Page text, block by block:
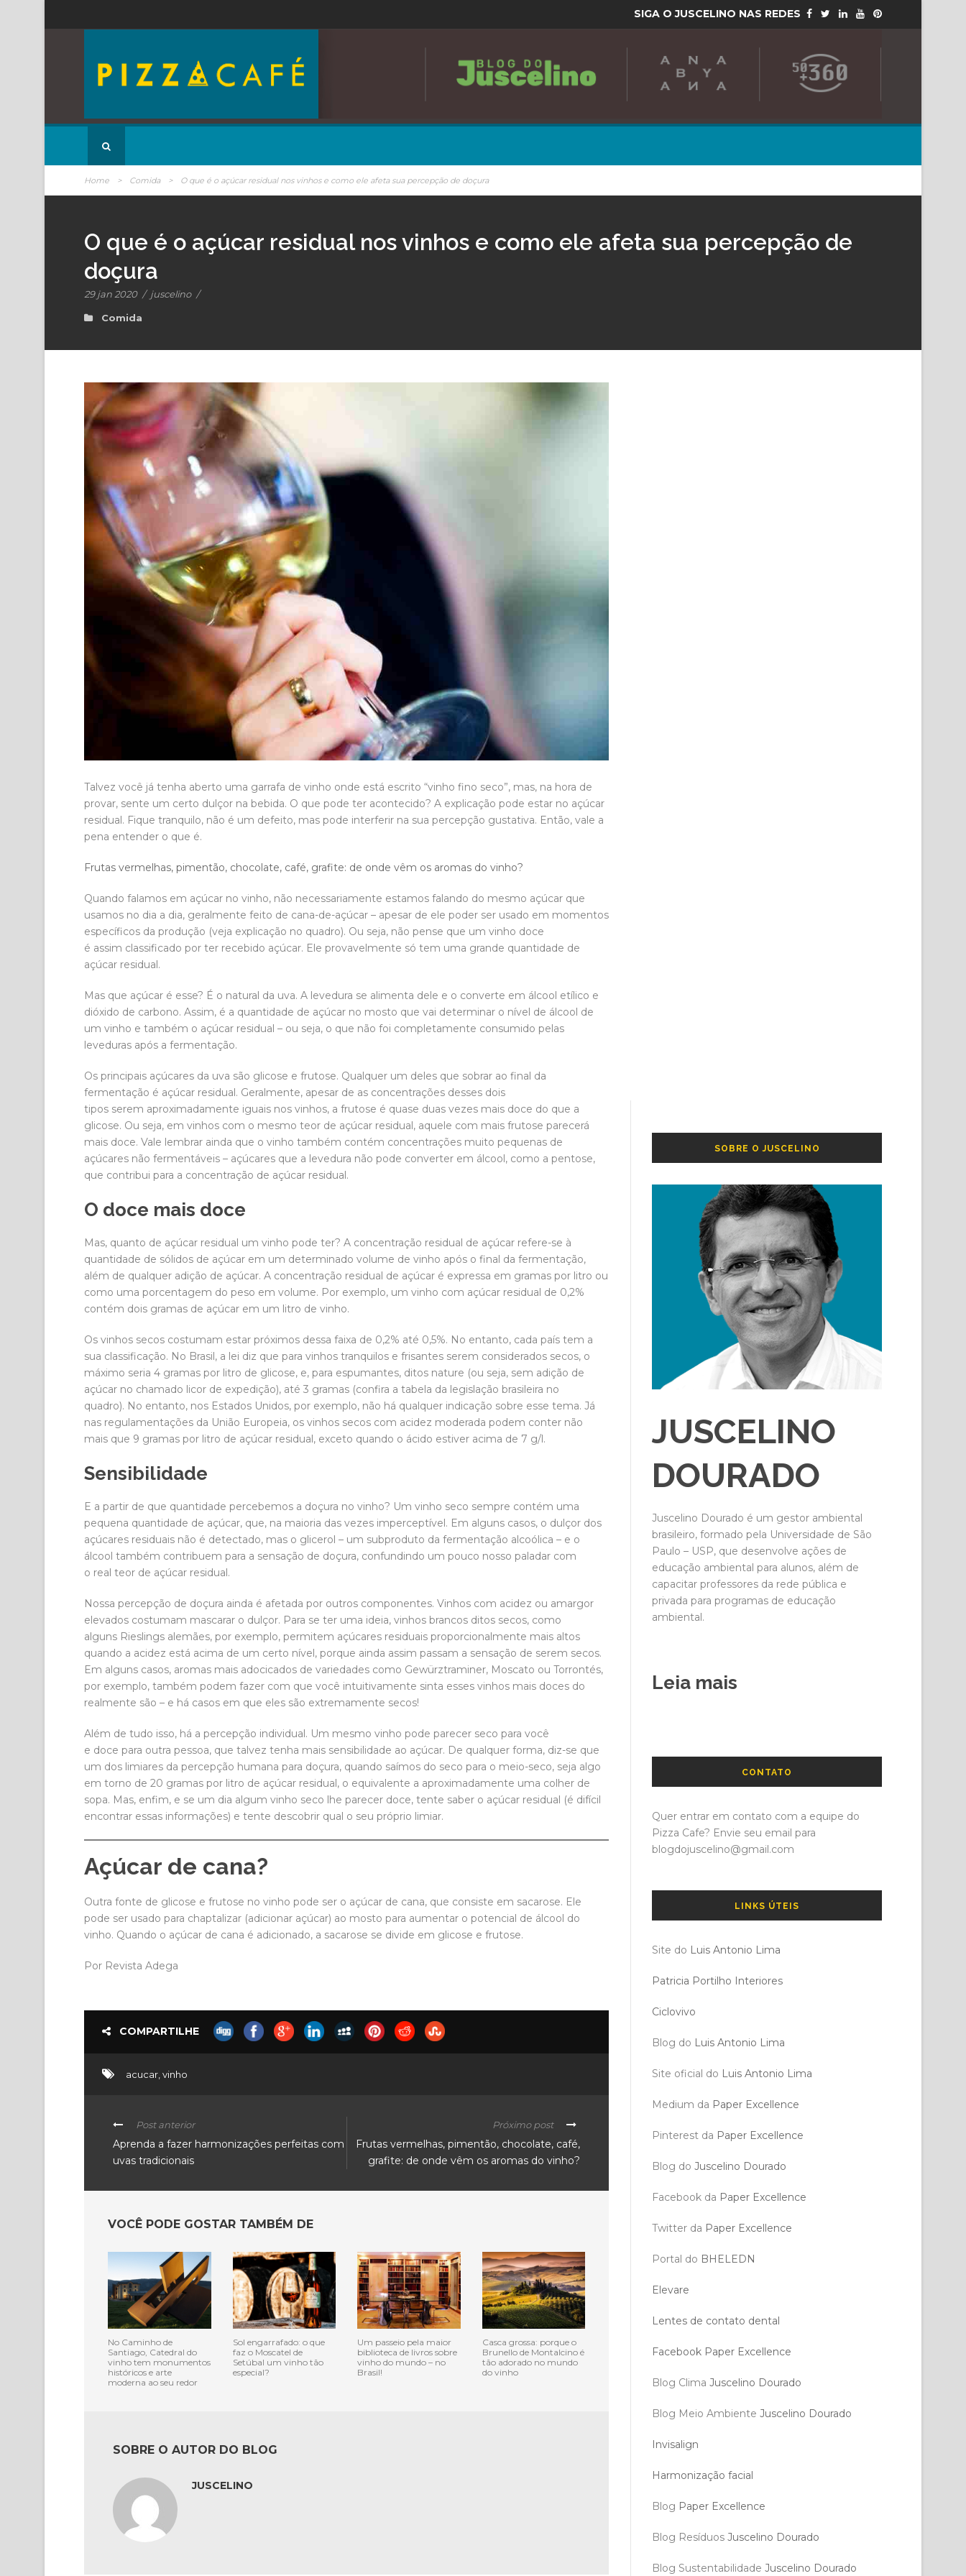
SIGA O JUSCELINO NAS REDES
Home > Comida > O que é o açúcar residual nos vinhos e como ele afeta sua percepção de doçura
O que é o açúcar residual nos vinhos e como ele afeta sua percepção de
doçura
29 jan 2020 / juscelino /
Comida
Talvez você já tenha aberto uma garrafa de vinho onde está escrito “vinho fino seco”, mas, na hora de
provar, sente um certo dulçor na bebida. O que pode ter acontecido? A explicação pode estar no açúcar
residual. Fique tranquilo, não é um defeito, mas pode interferir na sua percepção gustativa. Então, vale a
pena entender o que é.
Frutas vermelhas, pimentão, chocolate, café, grafite: de onde vêm os aromas do vinho?
Quando falamos em açúcar no vinho, não necessariamente estamos falando do mesmo açúcar que
usamos no dia a dia, geralmente feito de cana-de-açúcar – apesar de ele poder ser usado em momentos
específicos da produção (veja explicação no quadro). Ou seja, não pense que um vinho doce
é assim classificado por ter recebido açúcar. Ele provavelmente só tem uma grande quantidade de
açúcar residual.
Mas que açúcar é esse? É o natural da uva. A levedura se alimenta dele e o converte em álcool etílico e
dióxido de carbono. Assim, é a quantidade de açúcar no mosto que vai determinar o nível de álcool de
um vinho e também o açúcar residual – ou seja, o que não foi completamente consumido pelas
leveduras após a fermentação.
Os principais açúcares da uva são glicose e frutose. Qualquer um deles que sobrar ao final da
fermentação é açúcar residual. Geralmente, apesar de as concentrações desses dois
tipos serem aproximadamente iguais nos vinhos, a frutose é quase duas vezes mais doce do que a
glicose. Ou seja, em vinhos com o mesmo teor de açúcar residual, aquele com mais frutose parecerá
mais doce. Vale lembrar ainda que o vinho também contém concentrações muito pequenas de
açúcares não fermentáveis – açúcares que a levedura não pode converter em álcool, como a pentose,
que contribui para a concentração de açúcar residual.
O doce mais doce
Mas, quanto de açúcar residual um vinho pode ter? A concentração residual de açúcar refere-se à
quantidade de sólidos de açúcar em um determinado volume de vinho após o final da fermentação,
além de qualquer adição de açúcar. A concentração residual de açúcar é expressa em gramas por litro ou
como uma porcentagem do peso em volume. Por exemplo, um vinho com açúcar residual de 0,2%
contém dois gramas de açúcar em um litro de vinho.
Os vinhos secos costumam estar próximos dessa faixa de 0,2% até 0,5%. No entanto, cada país tem a
sua classificação. No Brasil, a lei diz que para vinhos tranquilos e frisantes serem considerados secos, o
máximo seria 4 gramas por litro de glicose, e, para espumantes, ditos nature (ou seja, sem adição de
açúcar no chamado licor de expedição), até 3 gramas (confira a tabela da legislação brasileira no
quadro). No entanto, nos Estados Unidos, por exemplo, não há qualquer indicação sobre esse tema. Já
nas regulamentações da União Europeia, os vinhos secos com acidez moderada podem conter não
mais que 9 gramas por litro de açúcar residual, exceto quando o ácido estiver acima de 7 g/l.
Sensibilidade
E a partir de que quantidade percebemos a doçura no vinho? Um vinho seco sempre contém uma
pequena quantidade de açúcar, que, na maioria das vezes imperceptível. Em alguns casos, o dulçor dos
açúcares residuais não é detectado, mas o glicerol – um subproduto da fermentação alcoólica – e o
álcool também contribuem para a sensação de doçura, confundindo um pouco nosso paladar com
o real teor de açúcar residual.
Nossa percepção de doçura ainda é afetada por outros componentes. Vinhos com acidez ou amargor
elevados costumam mascarar o dulçor. Para se ter uma ideia, vinhos brancos ditos secos, como
alguns Rieslings alemães, por exemplo, permitem açúcares residuais proporcionalmente mais altos
quando a acidez está acima de um certo nível, porque ainda assim passam a sensação de serem secos.
Em alguns casos, aromas mais adocicados de variedades como Gewürztraminer, Moscato ou Torrontés,
por exemplo, também podem fazer com que você intuitivamente sinta esses vinhos mais doces do
realmente são – e há casos em que eles são extremamente secos!
Além de tudo isso, há a percepção individual. Um mesmo vinho pode parecer seco para você
e doce para outra pessoa, que talvez tenha mais sensibilidade ao açúcar. De qualquer forma, diz-se que
um dos limiares da percepção humana para doçura, quando saímos do seco para o meio-seco, seja algo
em torno de 20 gramas por litro de açúcar residual, o equivalente a aproximadamente uma colher de
sopa. Mas, enfim, e se um dia algum vinho seco lhe parecer doce, tente saber o açúcar residual (é difícil
encontrar essas informações) e tente descobrir qual o seu próprio limiar.
Açúcar de cana?
Outra fonte de glicose e frutose no vinho pode ser o açúcar de cana, que consiste em sacarose. Ele
pode ser usado para chaptalizar (adicionar açúcar) ao mosto para aumentar o potencial de álcool do
vinho. Quando o açúcar de cana é adicionado, a sacarose se divide em glicose e frutose.
Por Revista Adega
COMPARTILHE
acucar vinho
Post anterior
Aprenda a fazer harmonizações perfeitas com
uvas tradicionais
Próximo post
Frutas vermelhas, pimentão, chocolate, café,
grafite: de onde vêm os aromas do vinho?
VOCÊ PODE GOSTAR TAMBÉM DE
No Caminho de
Santiago, Catedral do
vinho tem monumentos
históricos e arte
moderna ao seu redor
Sol engarrafado: o que
faz o Moscatel de
Setúbal um vinho tão
especial?
Um passeio pela maior
biblioteca de livros sobre
vinho do mundo – no
Brasil!
Casca grossa: porque o
Brunello de Montalcino é
tão adorado no mundo
do vinho
SOBRE O AUTOR DO BLOG
JUSCELINO
SOBRE O JUSCELINO
JUSCELINO
DOURADO
Juscelino Dourado é um gestor ambiental
brasileiro, formado pela Universidade de São
Paulo – USP, que desenvolve ações de
educação ambiental para alunos, além de
capacitar professores da rede pública e
privada para programas de educação
ambiental.
Leia mais
CONTATO
Quer entrar em contato com a equipe do
Pizza Cafe? Envie seu email para
blogdojuscelino@gmail.com
LINKS ÚTEIS
Site do Luis Antonio Lima
Patricia Portilho Interiores
Ciclovivo
Blog do Luis Antonio Lima
Site oficial do Luis Antonio Lima
Medium da Paper Excellence
Pinterest da Paper Excellence
Blog doJuscelino Dourado
Facebook da Paper Excellence
Twitter da Paper Excellence
Portal do BHELEDN
Elevare
Lentes de contato dental
Facebook Paper Excellence
Blog ClimaJuscelino Dourado
Blog Meio AmbienteJuscelino Dourado
Invisalign
Harmonização facial
Blog Paper Excellence
Blog ResíduosJuscelino Dourado
Blog SustentabilidadeJuscelino Dourado